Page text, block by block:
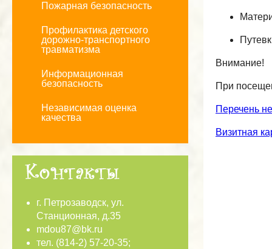
Пожарная безопасность
Профилактика детского
дорожно-транспортного
травматизма
Информационная
безопасность
Независимая оценка
качества
г. Петрозаводск, ул.
Станционная, д.35
mdou87@bk.ru
тел. (814-2) 57-20-35;
Внимание!
При
Перечень
Визитная